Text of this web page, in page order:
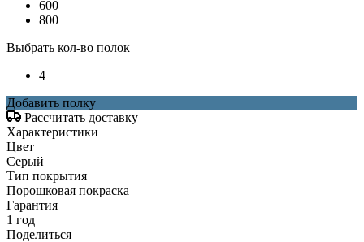
600
800
Выбрать кол-во полок
4
Добавить полку
Рассчитать доставку
Характеристики
Цвет
Серый
Тип покрытия
Порошковая покраска
Гарантия
1 год
Поделиться